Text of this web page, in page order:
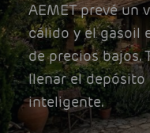
AEMET prevé un
cálido y el gasoil
de precios bajos.
llenar el depósito
inteligente.